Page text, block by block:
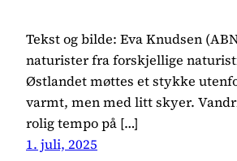
Tekst og bilde: Eva Knudsen
naturister fra forskjellige
Østlandet møttes et stykke
varmt, men med litt skyer.
rolig tempo på […]
1. juli, 2025